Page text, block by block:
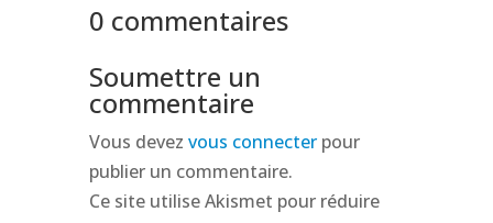
0 commentaires
Soumettre un
commentaire
Vous devez vous connecterpour
publier un commentaire.
Ce site utilise Akismet pour réduire